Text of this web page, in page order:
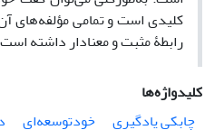
کلیدی است و تمامی مؤلفه‌های
رابطۀ مثبت و معنادار داشته
کلیدواژه‌ها
چابکی یادگیری
خودتوسعه‌ای